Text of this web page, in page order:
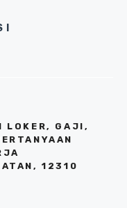
LOKER, GAJI,
12310